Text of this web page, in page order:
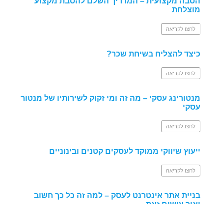
מוצלחת
לחצו לקריאה
כיצד להצליח בשיחת שכר?
לחצו לקריאה
מנטורינג עסקי – מה זה ומי זקוק לשירותיו של מנטור
עסקי
לחצו לקריאה
ייעוץ שיווקי ממוקד לעסקים קטנים ובינוניים
לחצו לקריאה
בניית אתר אינטרנט לעסק – למה זה כל כך חשוב